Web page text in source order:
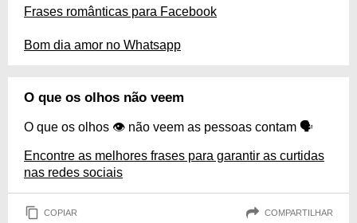
Frases românticas para Facebook
Bom dia amor no Whatsapp
O que os olhos não veem
O que os olhos 👁 não veem as pessoas contam 🗣
Encontre as melhores frases para garantir as curtidas
nas redes sociais
COPIAR COMPARTILHAR